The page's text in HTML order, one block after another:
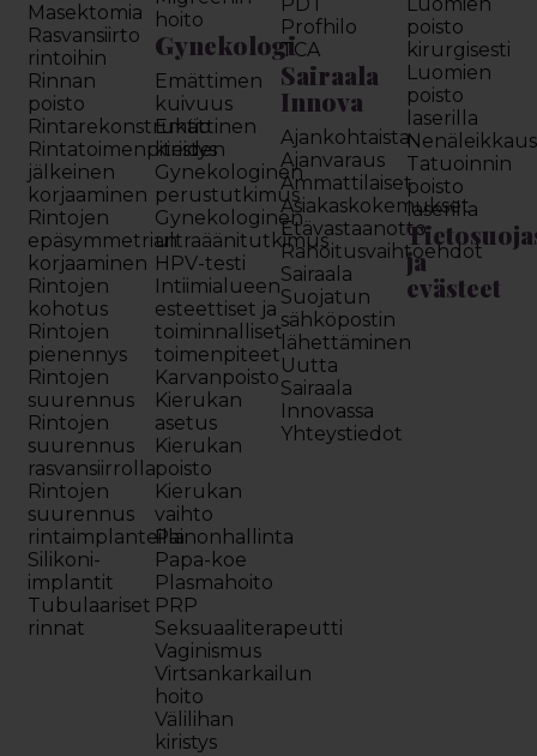
Masektomia
Rasvansiirto
rintoihin
Rinnan
poisto
Rintarekonstruktio
Rintatoimenpiteiden
jälkeinen
korjaaminen
Rintojen
epäsymmetrian
korjaaminen
Rintojen
kohotus
Rintojen
pienennys
Rintojen
suurennus
Rintojen
suurennus
rasvansiirrolla
Rintojen
suurennus
rintaimplanteilla
Silikoni-
implantit
Tubulaariset
rinnat
hoito
Gynekologi
Emättimen
kuivuus
Emättinen
kiristys
Gynekologinen
perustutkimus
Gynekologinen
ultraäänitutkimus
HPV-testi
Intiimialueen
esteettiset ja
toiminnalliset
toimenpiteet
Karvanpoisto
Kierukan
asetus
Kierukan
poisto
Kierukan
vaihto
Painonhallinta
Papa-koe
Plasmahoito
PRP
Seksuaaliterapeutti
Vaginismus
Virtsankarkailun
hoito
Välilihan
kiristys
Profhilo
TCA
Sairaala
Innova
Ajankohtaista
Ajanvaraus
Ammattilaiset
Asiakaskokemukset
Etävastaanotto
Rahoitusvaihtoehdot
Sairaala
Suojatun
sähköpostin
lähettäminen
Uutta
Sairaala
Innovassa
Yhteystiedot
poisto
kirurgisesti
Luomien
poisto
laserilla
Nenäleikkaus
Tatuoinnin
poisto
laserilla
ja
evästeet